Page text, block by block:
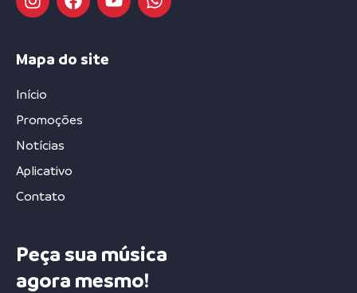
Mapa do site
Início
Promoções
Notícias
Aplicativo
Contato
Peça sua música
agora mesmo!